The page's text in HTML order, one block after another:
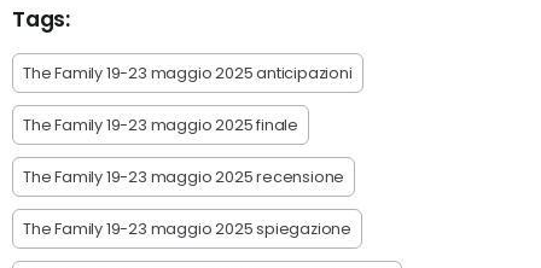
Tags:
The Family 19-23 maggio 2025 anticipazioni
The Family 19-23 maggio 2025 finale
The Family 19-23 maggio 2025 recensione
The Family 19-23 maggio 2025 spiegazione